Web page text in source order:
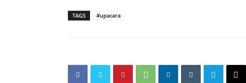
TAGS #upacara